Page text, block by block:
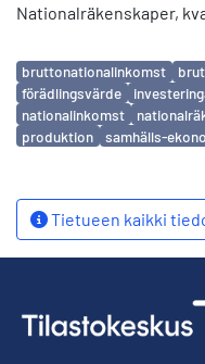
Nationalräkenskaper,
Avainsanat
bruttonationalinkomst
förädlingsvärde
nationalinkomst
produktion
samhälls-
Tietueen kaikki